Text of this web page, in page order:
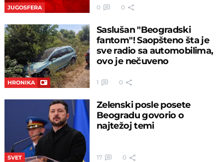
JUGOSFERA 0 0
HRONIKA
Saslušan "Beogradski
fantom"! Saopšteno šta je
sve radio sa automobilima,
ovo je nečuveno
1 0
SVET
Zelenski posle posete
Beogradu govorio o
najtežoj temi
17 0